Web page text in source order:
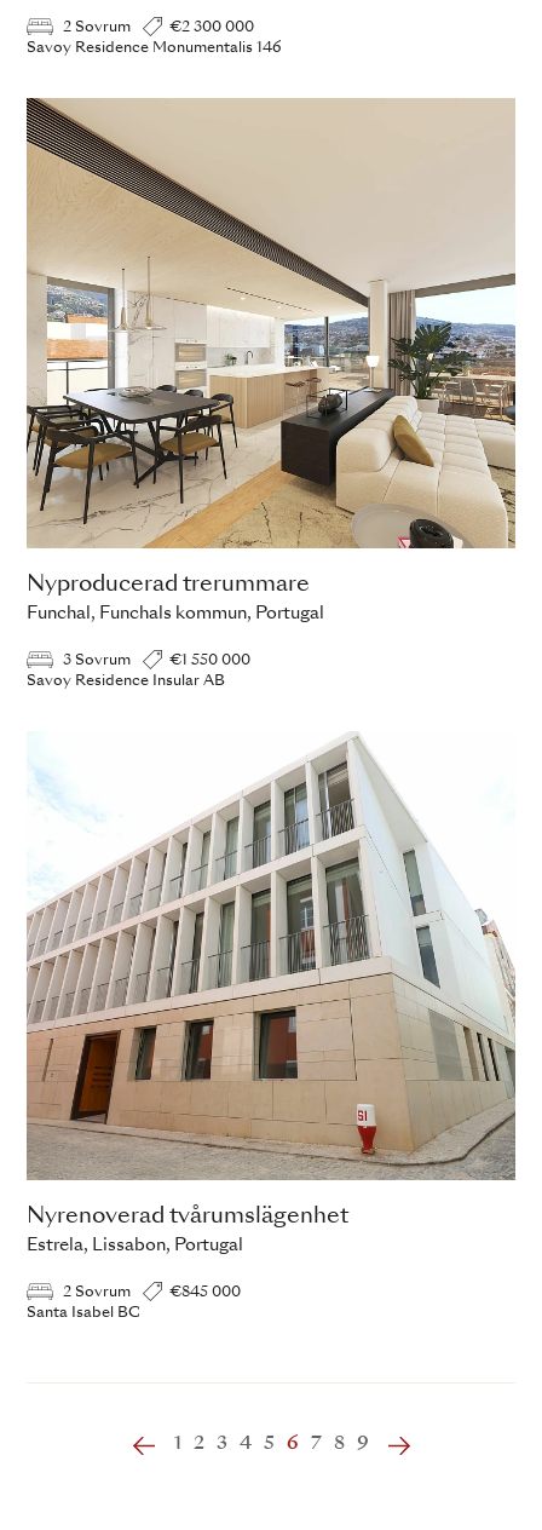
2 Sovrum
€2 300 000
Savoy Residence Monumentalis 146
Nyproducerad trerummare
Funchal, Funchals kommun, Portugal
3 Sovrum
€1 550 000
Savoy Residence Insular AB
Nyrenoverad tvårumslägenhet
Estrela, Lissabon, Portugal
2 Sovrum
€845 000
Santa Isabel BC
1 2 3 4 5 6 7 8 9